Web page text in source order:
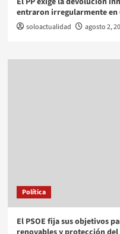
entraron irregularmente en
soloactualidad agosto 2,
Política
El PSOE fija sus objetivos